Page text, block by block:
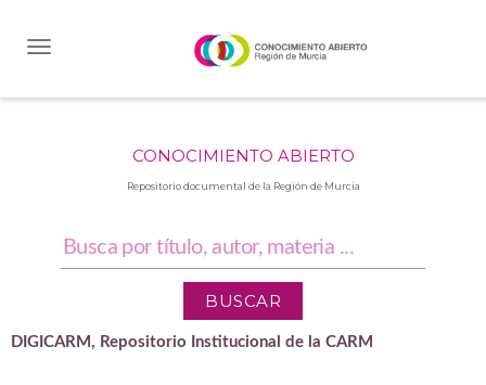
CONOCIMIENTO ABIERTO
Repositorio documental de la Región de Murcia
DIGICARM, Repositorio Institucional de la CARM